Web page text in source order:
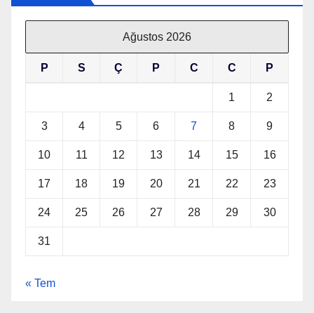
Ağustos 2026
P S Ç P C C P
1 2
3 4 5 6 7 8 9
10 11 12 13 14 15 16
17 18 19 20 21 22 23
24 25 26 27 28 29 30
31
« Tem